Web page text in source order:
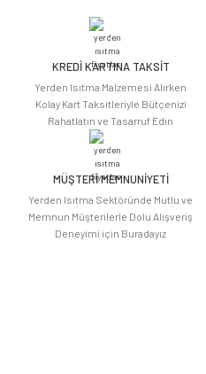
bulunuyor.
olmalı.
KREDİ KARTINA TAKSİT
Yerden Isıtma Malzemesi Alırken
Kolay Kart Taksitleriyle Bütçenizi
Rahatlatın ve Tasarruf Edin
MÜŞTERİ MEMNUNİYETİ
Yerden Isıtma Sektöründe Mutlu ve
Memnun Müşterilerle Dolu Alışveriş
Deneyimi için Buradayız